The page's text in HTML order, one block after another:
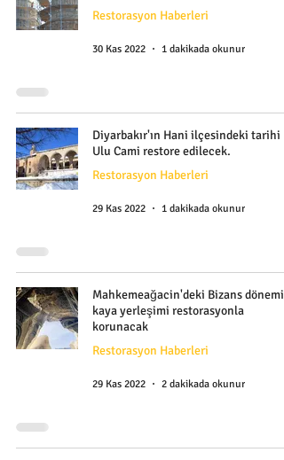
Restorasyon Haberleri
30 Kas 2022 1 dakikada okunur
Diyarbakır'ın Hani ilçesindeki tarihi
Ulu Cami restore edilecek.
Restorasyon Haberleri
29 Kas 2022 1 dakikada okunur
Mahkemeağacin'deki Bizans dönemi
kaya yerleşimi restorasyonla
korunacak
Restorasyon Haberleri
29 Kas 2022 2 dakikada okunur